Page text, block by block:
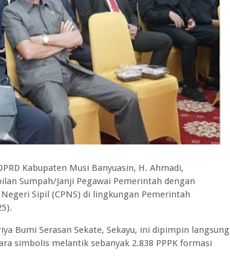
Kabupaten Musi Banyuasin, H. Ahmadi,
Sumpah/Janji Pegawai Pemerintah dengan
Sipil (CPNS) di lingkungan Pemerintah
Bumi Serasan Sekate, Sekayu, ini dipimpin langsung
simbolis melantik sebanyak 2.838 PPPK formasi